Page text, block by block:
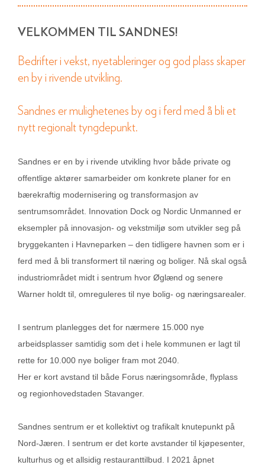
VELKOMMEN TIL SANDNES!
Bedrifter i vekst, nyetableringer og god plass skaper
en by i rivende utvikling.
Sandnes er mulighetenes by og i ferd med å bli et
nytt regionalt tyngdepunkt.
Sandnes er en by i rivende utvikling hvor både private og
offentlige aktører samarbeider om konkrete planer for en
bærekraftig modernisering og transformasjon av
sentrumsområdet. Innovation Dock og Nordic Unmanned er
eksempler på innovasjon- og vekstmiljø som utvikler seg på
bryggekanten i Havneparken – den tidligere havnen som er i
ferd med å bli transformert til næring og boliger. Nå skal også
industriområdet midt i sentrum hvor Øglænd og senere
Warner holdt til, omreguleres til nye bolig- og næringsarealer.
I sentrum planlegges det for nærmere 15.000 nye
arbeidsplasser samtidig som det i hele kommunen er lagt til
rette for 10.000 nye boliger fram mot 2040.
Her er kort avstand til både Forus næringsområde, flyplass
og regionhovedstaden Stavanger.
Sandnes sentrum er et kollektivt og trafikalt knutepunkt på
Nord-Jæren. I sentrum er det korte avstander til kjøpesenter,
kulturhus og et allsidig restauranttilbud. I 2021 åpnet